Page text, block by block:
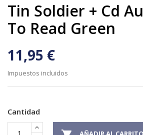
Tin Soldier + Cd
To Read Green
11,95 €
Impuestos incluidos
Cantidad